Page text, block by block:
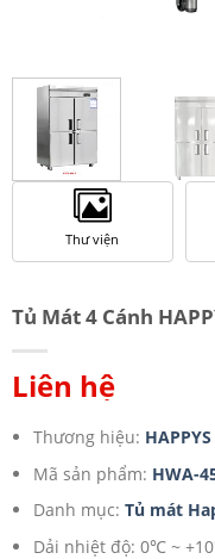
Thư viện
Tủ Mát 4 Cánh
Liên hệ
Thương hiệu: HAPPYS
Mã sản phẩm: HWA-
Danh mục: Tủ mát
Dải nhiệt độ: 0℃ ~